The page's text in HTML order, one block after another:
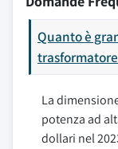
Quanto è
La
potenza ad
dollari nel